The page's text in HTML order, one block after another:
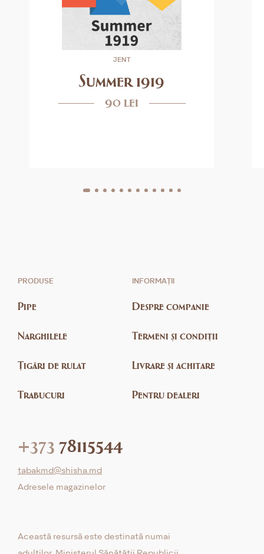
JENT
Summer 1919
90 lei
PRODUSE
Pipe
Narghilele
Țigări de rulat
Trabucuri
INFORMAȚII
Despre companie
Termeni și condiții
Livrare și achitare
Pentru dealeri
+373 78115544
tabakmd@shisha.md
Adresele magazinelor
Această resursă este destinată numai